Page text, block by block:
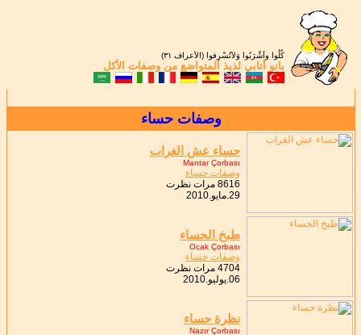
كُلُوا واَشْرَبُوا وَلاَتُسْرِفوا (الأعراف ٣١)
بانو أتابي لذيذ المتواضع من وصفات الأكل
وصفات حساء
حساء عش الغراب
Mantar Çorbası
وصفات حساء
8616 مرات نظرت
29.مايو.2010
طبخ الحساء
Ocak Çorbası
وصفات حساء
4704 مرات نظرت
06.يوليو.2010
نظرة حساء
Nazır Çorbası